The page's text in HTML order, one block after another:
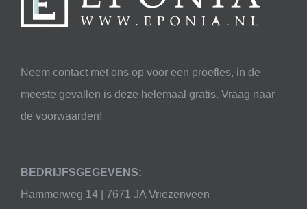
Neem contact met ons op voor een proefles, in de
meeste gevallen is deze helemaal gratis. Vraag naar
de voorwaarden!
BEDRIJFSGEGEVENS:
Hammerweg 14 | 7671 JA Vriezenveen